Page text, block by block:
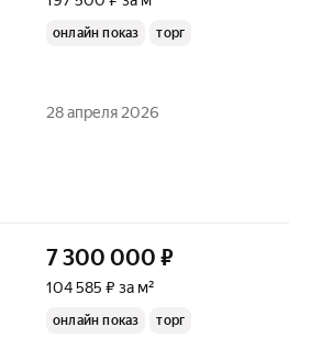
онлайн показ торг
28 апреля 2026
7 300 000 ₽
104 585 ₽ за м²
онлайн показ торг